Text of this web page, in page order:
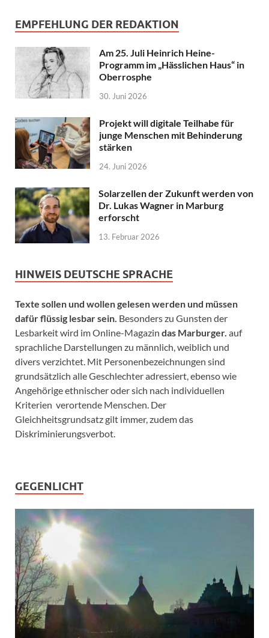
EMPFEHLUNG DER REDAKTION
Am 25. Juli Heinrich Heine-
Programm im „Hässlichen Haus“ in
Oberrosphe
30. Juni 2026
Projekt will digitale Teilhabe für
junge Menschen mit Behinderung
stärken
24. Juni 2026
Solarzellen der Zukunft werden von
Dr. Lukas Wagner in Marburg
erforscht
13. Februar 2026
HINWEIS DEUTSCHE SPRACHE
Texte sollen und wollen gelesen werden und müssen
dafür flüssig lesbar sein. Besonders zu Gunsten der
Lesbarkeit wird im Online-Magazin das Marburger. auf
sprachliche Darstellungen zu männlich, weiblich und
divers verzichtet. Mit Personenbezeichnungen sind
grundsätzlich alle Geschlechter adressiert, ebenso wie
Angehörige ethnischer oder sich nach individuellen
Kriterien verortende Menschen. Der
Gleichheitsgrundsatz gilt immer, zudem das
Diskriminierungsverbot.
GEGENLICHT